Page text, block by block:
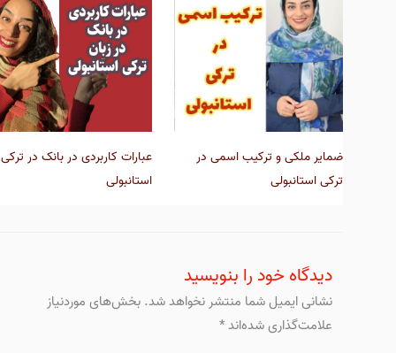
ضمایر ملکی و ترکیب اسمی در
ترکی استانبولی
عبارات کاربردی در بانک در ترکی
استانبولی
دیدگاه‌ خود را بنویسید
نشانی ایمیل شما منتشر نخواهد شد. بخش‌های موردنیاز
علامت‌گذاری شده‌اند*